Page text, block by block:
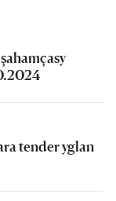
tender yglan